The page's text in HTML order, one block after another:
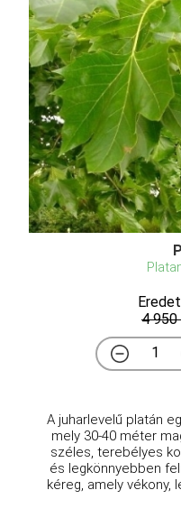
4
A juharlevelű platán
mely 30-40 méter
széles, terebélyes
és legkönnyebben
kéreg, amely vékony,